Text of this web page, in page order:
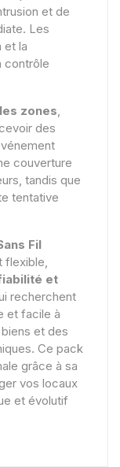
et de
Les
et la
contrôle
zones,
des
couverture
tandis que
tentative
Fil
flexible,
et
recherchent
et facile à
et des
Ce pack
grâce à sa
vos locaux
et évolutif